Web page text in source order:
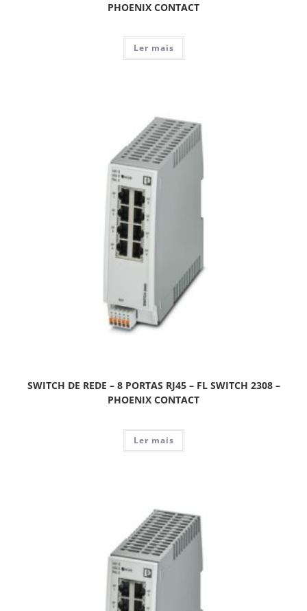
PHOENIX CONTACT
Ler mais
SWITCH DE REDE – 8 PORTAS RJ45 – FL SWITCH 2308 –
PHOENIX CONTACT
Ler mais